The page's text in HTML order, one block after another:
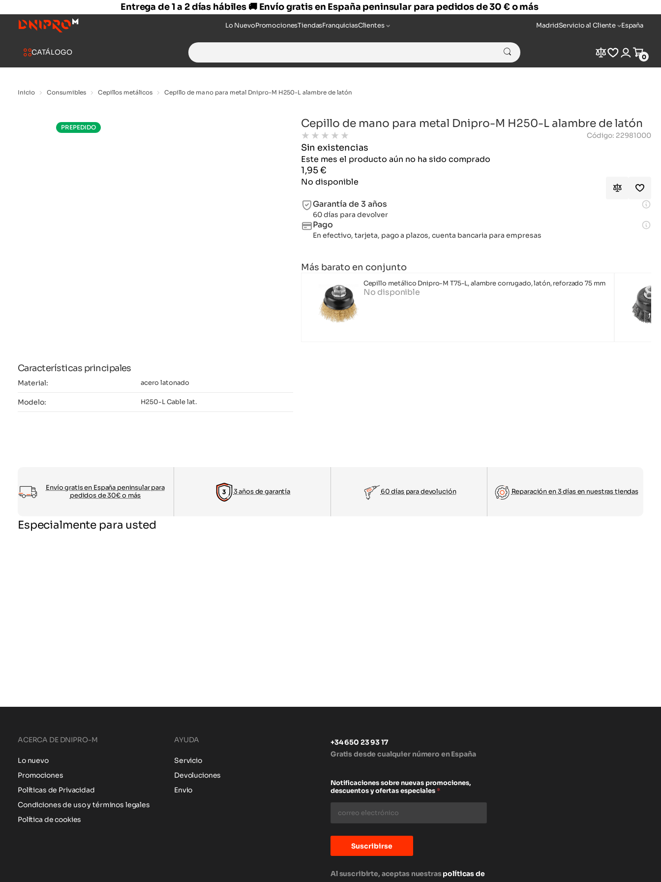
Entrega de 1 a 2 días hábiles 🚚 Envío gratis en España peninsular para pedidos de 30 € o más
Lo NuevoPromocionesTiendasFranquiciasClientes MadridServicio al Cliente España
CATÁLOGO
Search
for:
Compare
Wishlist
Login
Cart
0
Inicio Consumibles Cepillos metálicos Cepillo de mano para metal Dnipro-M H250-L alambre de latón
PREPEDIDO
Características principales
Material: acero latonado
Modelo: H250-L Cable lat.
Cepillo de mano para metal Dnipro-M H250-L alambre de latón
★ ★ ★ ★ ★ Código: 22981000
Sin existencias
Este mes el producto aún no ha sido comprado
1,95€
No disponible
Garantía de 3 años
60 días para devolver
Pago
En efectivo, tarjeta, pago a plazos, cuenta bancaria para empresas
Más barato en conjunto
Cepillo metálico Dnipro-M T75-L, alambre corrugado, latón, reforzado 75 mm
No disponible
Envío gratis en España peninsular para
pedidos de 30€ o más
3 años de garantía 60 días para devolución Reparación en 3 días en nuestras tiendas
Especialmente para usted
ACERCA DE DNIPRO-M
Lo nuevo
Promociones
Políticas de Privacidad
Condiciones de uso y términos legales
Política de cookies
AYUDA
Servicio
Devoluciones
Envio
+34 650 23 93 17
Gratis desde cualquier número en España
Notificaciones sobre nuevas promociones,
descuentos y ofertas especiales*
Suscribirse
Al suscribirte, aceptas nuestraspolíticas de